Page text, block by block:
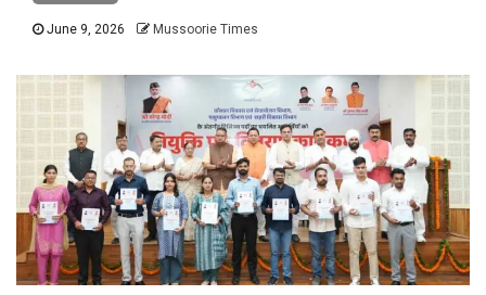
June 9, 2026 Mussoorie Times